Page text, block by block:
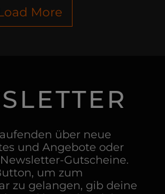
More
über neue
und Angebote oder
Gutscheine.
um zum
zu gelangen, gib deine